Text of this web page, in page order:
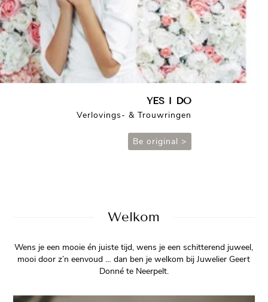
YES I DO
Verlovings- & Trouwringen
Be original >
Welkom
Wens je een mooie én juiste tijd, wens je een schitterend juweel,
mooi door z’n eenvoud … dan ben je welkom bij Juwelier Geert
Donné te Neerpelt.